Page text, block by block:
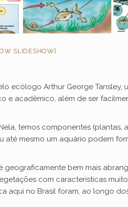
SLIDESHOW]
ecólogo Arthur George
e acadêmico, além de ser
temos componentes (plantas,
mesmo um aquário podem
bem mais
com características
aqui no Brasil foram, ao longo